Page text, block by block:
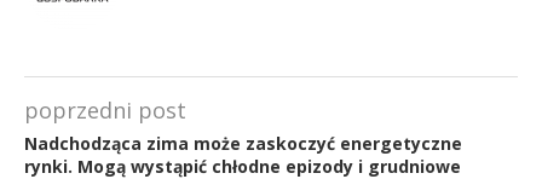
poprzedni post
Nadchodząca zima może zaskoczyć energetyczne
rynki. Mogą wystąpić chłodne epizody i grudniowe